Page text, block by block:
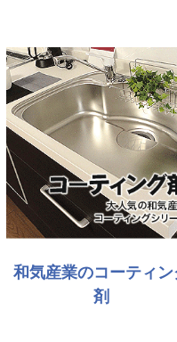
和気産業のコーティン
剤